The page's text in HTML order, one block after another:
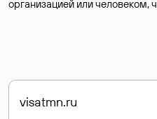
организацией или человеком,